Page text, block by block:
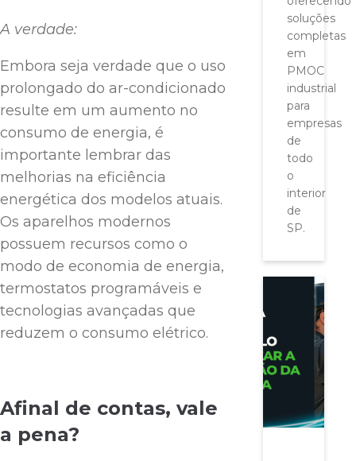
A verdade:
Embora seja verdade que o uso
prolongado do ar-condicionado
resulte em um aumento no
consumo de energia, é
importante lembrar das
melhorias na eficiência
energética dos modelos atuais.
Os aparelhos modernos
possuem recursos como o
modo de economia de energia,
termostatos programáveis e
tecnologias avançadas que
reduzem o consumo elétrico.
Afinal de contas, vale
a pena?
soluções
completas
em
PMOC
industrial
para
empresas
de
todo
o
interior
de
SP.